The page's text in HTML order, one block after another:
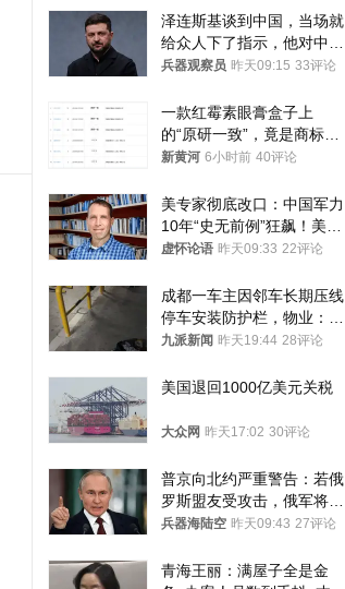
泽连斯基谈到中国，当场就
给众人下了指示，他对中国
和中乌关系，显然又有了新
兵器观察员 昨天09:15 33评论
一款红霉素眼膏盒子上
的“原研一致”，竟是商标！
律师：极易误导消费者；网
新黄河 6小时前 40评论
美专家彻底改口：中国军力
10年“史无前例”狂飙！美军
真慌了
虚怀论语 昨天09:33 22评论
成都一车主因邻车长期压线
停车安装防护栏，物业：不
建议装护栏，也会影响自身
九派新闻 昨天19:44 28评论
美国退回1000亿美元关税
大众网 昨天17:02 30评论
普京向北约严重警告：若俄
罗斯盟友受攻击，俄军将动
用核武器保护
兵器海陆空 昨天09:43 27评论
青海王丽：满屋子全是金